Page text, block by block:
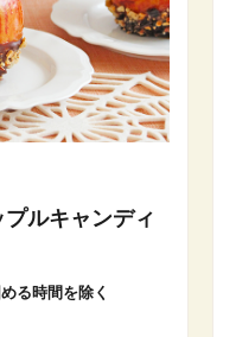
ルキャンディ
る時間を除く